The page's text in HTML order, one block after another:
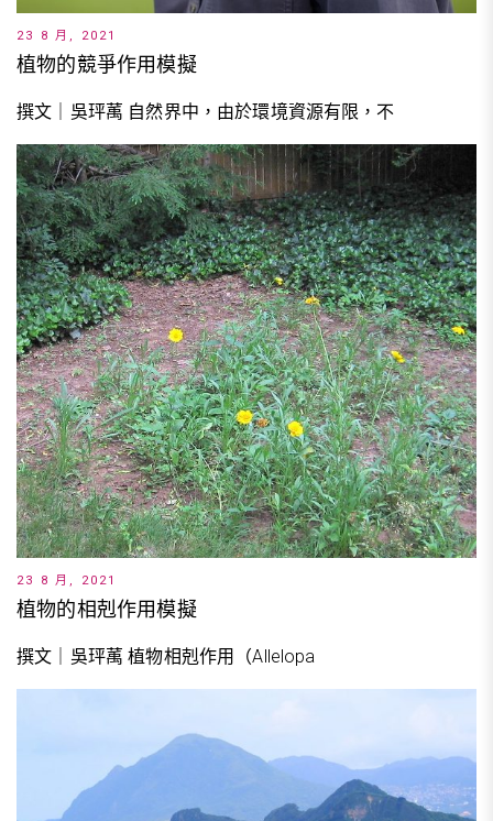
23 8 月, 2021
植物的競爭作用模擬
撰文｜吳玶萭 自然界中，由於環境資源有限，不
23 8 月, 2021
植物的相剋作用模擬
撰文｜吳玶萭 植物相剋作用（Allelopa